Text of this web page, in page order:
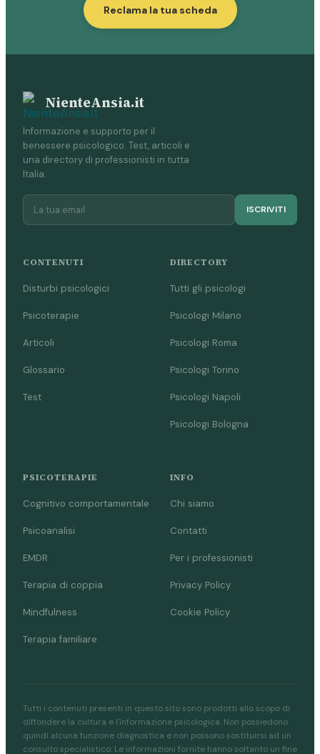
Reclama la tua scheda
NienteAnsia.it
Informazione e supporto per il
benessere psicologico. Test, articoli e
una directory di professionisti in tutta
Italia.
ISCRIVITI
CONTENUTI
Disturbi psicologici
Psicoterapie
Articoli
Glossario
Test
DIRECTORY
Tutti gli psicologi
Psicologi Milano
Psicologi Roma
Psicologi Torino
Psicologi Napoli
Psicologi Bologna
PSICOTERAPIE
Cognitivo comportamentale
Psicoanalisi
EMDR
Terapia di coppia
Mindfulness
Terapia familiare
INFO
Chi siamo
Contatti
Per i professionisti
Privacy Policy
Cookie Policy
Tutti i contenuti presenti in questo sito sono prodotti allo scopo di
diffondere la cultura e l'informazione psicologica. Non possiedono
quindi alcuna funzione diagnostica e non possono sostituirsi ad un
consulto specialistico. Le informazioni fornite hanno soltanto un fine